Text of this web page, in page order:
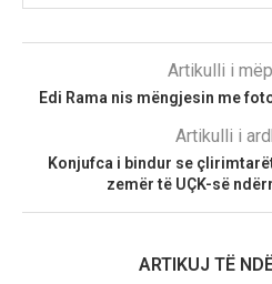
Artikulli i
Edi Rama nis mëngjesin me
Artikulli i
Konjufca i bindur se
zemër të UÇK-së
ARTIKUJ TË